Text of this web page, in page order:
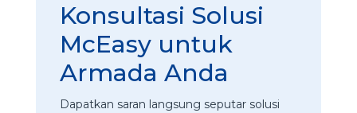
Konsultasi Solusi
McEasy untuk
Armada Anda
Dapatkan saran langsung seputar solusi